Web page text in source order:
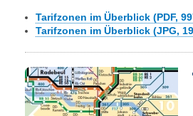
Tarifzonen im Überblick (PDF,
Tarifzonen im Überblick (JPG,